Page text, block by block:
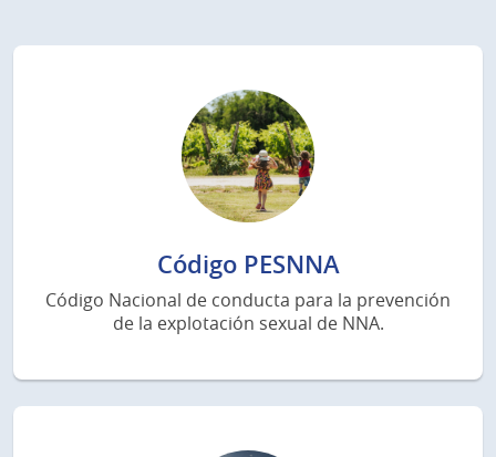
Código PESNNA
Código Nacional de conducta para la prevención
de la explotación sexual de NNA.